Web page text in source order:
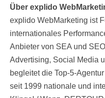
Über explido
explido WebMarketing ist
internationales
Anbieter von SEA und
Advertising, Social Media
begleitet die Top-5-
seit 1999 nationale und